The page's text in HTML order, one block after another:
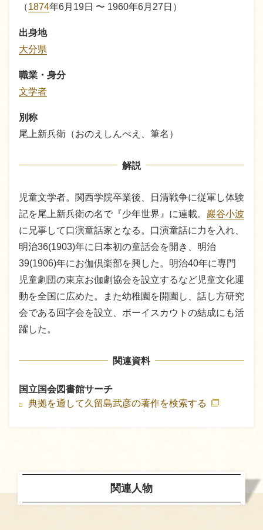
（1874年6月19日 〜 1960年6月27日）
出身地
大分県
職業・身分
文学者
別称
尾上新兵衛（おのえしんべえ、筆名）
解説
児童文学者。関西学院卒業後、日清戦争に従軍し体験
記を尾上新兵衛の名で『少年世界』に連載。 巖谷小波
に兄事して口演童話家となる。口演童話に力を入れ、
明治36(1903)年に日本初の童話会を開き、明治
39(1906)年にお伽倶楽部を興した。明治40年に専門
児童劇団の東京お伽劇協会を設立するなど児童文化運
動を全国に広めた。また幼稚園を開園し、話し方研究
会である回字会を設立、ボーイスカウトの結成にも活
躍した。
関連資料
国立国会図書館サーチ
典拠を通して久留島武彦の著作を検索する
関連人物